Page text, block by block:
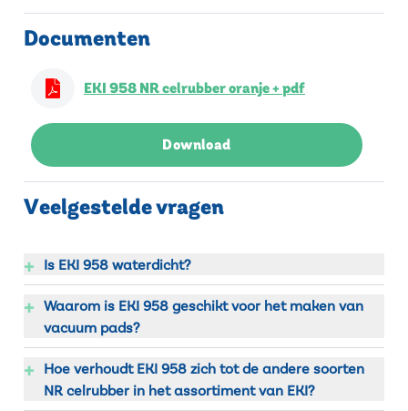
Documenten
EKI 958 NR celrubber oranje + pdf
Download
Veelgestelde vragen
+ Is EKI 958 waterdicht?
+ Waarom is EKI 958 geschikt voor het maken van
vacuum pads?
+
Hoe verhoudt EKI 958 zich tot de andere soorten
NR celrubber in het assortiment van EKI?